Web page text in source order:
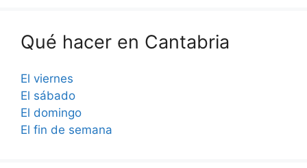
Qué hacer en Cantabria
El viernes
El sábado
El domingo
El fin de semana